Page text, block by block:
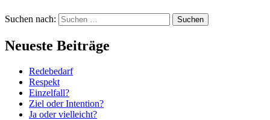
Suchen nach:
Neueste Beiträge
Redebedarf
Respekt
Einzelfall?
Ziel oder Intention?
Ja oder vielleicht?